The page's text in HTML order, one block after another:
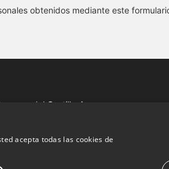
obtenidos mediante este
del Castillo 4
acepta todas las cookies de